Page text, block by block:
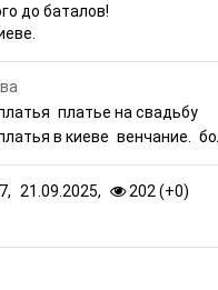
до баталов!
21.09.2025, 202 (+0)
платье на свадьбу
в киеве венчание.